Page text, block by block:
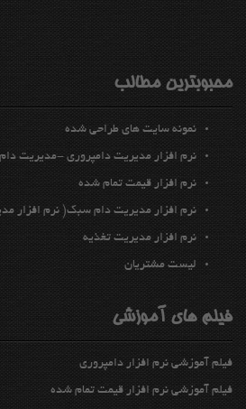
محبوبترين مطالب
نمونه سايت هاي طراحي شده
نرم افزار مديريت دامپروري -مدیریت
نرم افزار قيمت تمام شده
نرم افزار مدیریت دام سبك( نرم افزار
نرم افزار مديريت تغذيه
ليست مشتريان
فیلم های آموزشی
فیلم آموزشی نرم افزار دامپروری
فیلم آموزشی نرم افزار قیمت تمام شده